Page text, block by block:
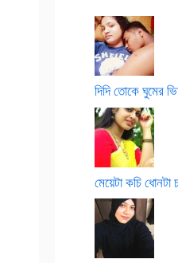
দিদি তোকে ঘুমের
মেয়েটা কচি